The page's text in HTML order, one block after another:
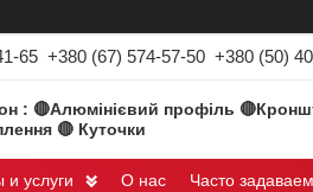
65 +380 (67) 574-57-50 +380 (50)
: 🔴Алюмінієвий профіль
🔴 Куточки
и услуги О нас Часто